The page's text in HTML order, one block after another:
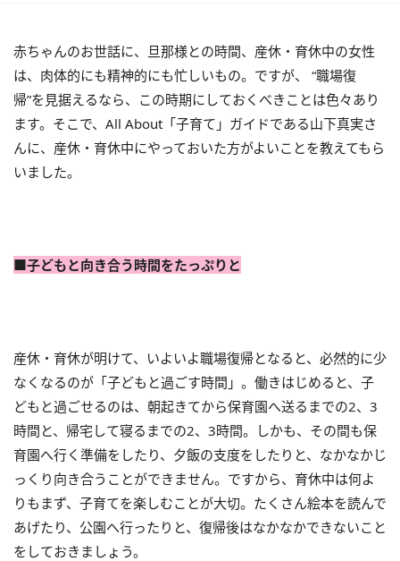
赤ちゃんのお世話に、旦那様との時間、産休・育休中の女性
は、肉体的にも精神的にも忙しいもの。ですが、 “職場復
帰”を見据えるなら、この時期にしておくべきことは色々あり
ます。そこで、All About「子育て」ガイドである山下真実さ
んに、産休・育休中にやっておいた方がよいことを教えてもら
いました。
■子どもと向き合う時間をたっぷりと
産休・育休が明けて、いよいよ職場復帰となると、必然的に少
なくなるのが「子どもと過ごす時間」。働きはじめると、子
どもと過ごせるのは、朝起きてから保育園へ送るまでの2、3
時間と、帰宅して寝るまでの2、3時間。しかも、その間も保
育園へ行く準備をしたり、夕飯の支度をしたりと、なかなかじ
っくり向き合うことができません。ですから、育休中は何よ
りもまず、子育てを楽しむことが大切。たくさん絵本を読んで
あげたり、公園へ行ったりと、復帰後はなかなかできないこと
をしておきましょう。